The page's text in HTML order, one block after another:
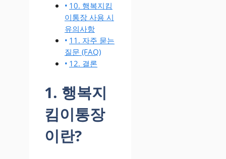
10. 행복지킴
이통장 사용 시
유의사항
11. 자주 묻는
질문 (FAQ)
12. 결론
1. 행복지
킴이통장
이란?